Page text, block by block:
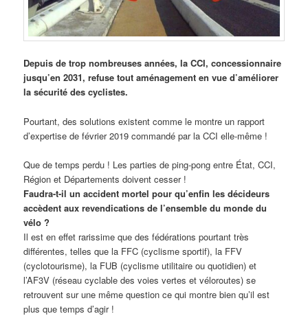
Depuis de trop nombreuses années, la CCI, concessionnaire
jusqu’en 2031, refuse tout aménagement en vue d’améliorer
la sécurité des cyclistes.
Pourtant, des solutions existent comme le montre un rapport
d’expertise de février 2019 commandé par la CCI elle-même !
Que de temps perdu ! Les parties de ping-pong entre État, CCI,
Région et Départements doivent cesser !
Faudra-t-il un accident mortel pour qu’enfin les décideurs
accèdent aux revendications de l’ensemble du monde du
vélo ?
Il est en effet rarissime que des fédérations pourtant très
différentes, telles que la FFC (cyclisme sportif), la FFV
(cyclotourisme), la FUB (cyclisme utilitaire ou quotidien) et
l’AF3V (réseau cyclable des voies vertes et véloroutes) se
retrouvent sur une même question ce qui montre bien qu’il est
plus que temps d’agir !